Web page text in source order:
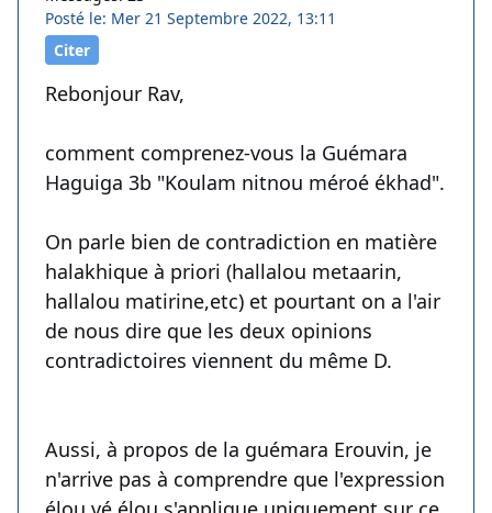
Posté le: Mer 21 Septembre 2022, 13:11
Citer
Rebonjour Rav,
comment comprenez-vous la Guémara
Haguiga 3b "Koulam nitnou méroé ékhad".
On parle bien de contradiction en matière
halakhique à priori (hallalou metaarin,
hallalou matirine,etc) et pourtant on a l'air
de nous dire que les deux opinions
contradictoires viennent du même D.
Aussi, à propos de la guémara Erouvin, je
n'arrive pas à comprendre que l'expression